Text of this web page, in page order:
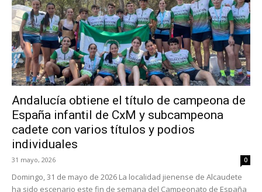
Andalucía obtiene el título de campeona de
España infantil de CxM y subcampeona
cadete con varios títulos y podios
individuales
31 mayo, 2026 0
Domingo, 31 de mayo de 2026 La localidad jienense de Alcaudete
ha sido escenario este fin de semana del Campeonato de España